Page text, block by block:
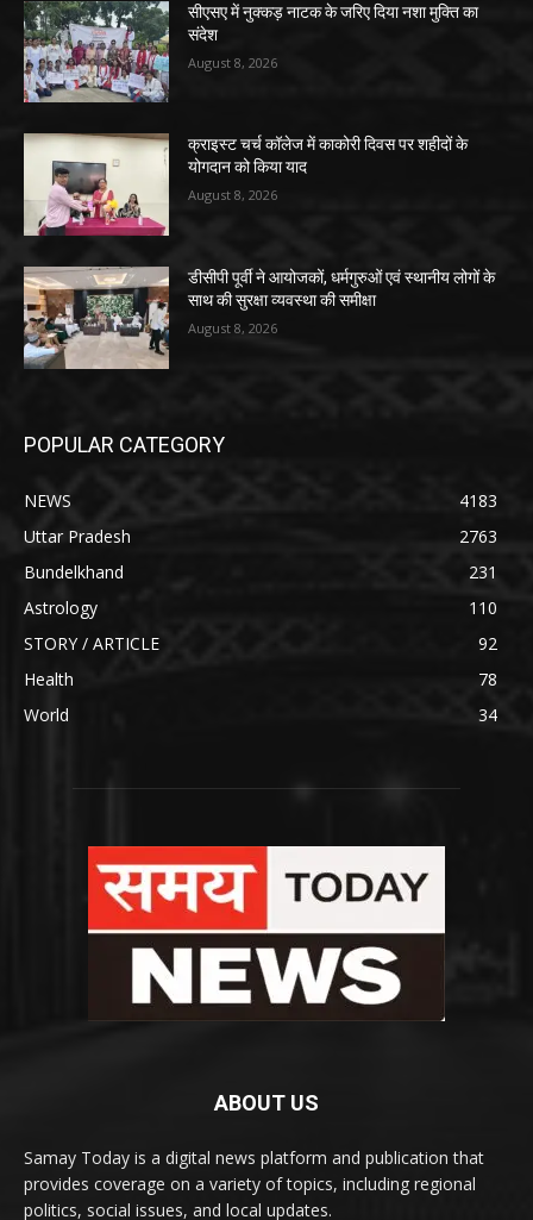
सीएसए में नुक्कड़ नाटक के जरिए दिया नशा मुक्ति का
संदेश
August 8, 2026
क्राइस्ट चर्च कॉलेज में काकोरी दिवस पर शहीदों के
योगदान को किया याद
August 8, 2026
डीसीपी पूर्वी ने आयोजकों, धर्मगुरुओं एवं स्थानीय लोगों के
साथ की सुरक्षा व्यवस्था की समीक्षा
August 8, 2026
POPULAR CATEGORY
NEWS
4183
Uttar Pradesh
2763
Bundelkhand
231
Astrology
110
STORY / ARTICLE
92
Health
78
World
34
ABOUT US
Samay Today is a digital news platform and publication that
provides coverage on a variety of topics, including regional
politics, social issues, and local updates.